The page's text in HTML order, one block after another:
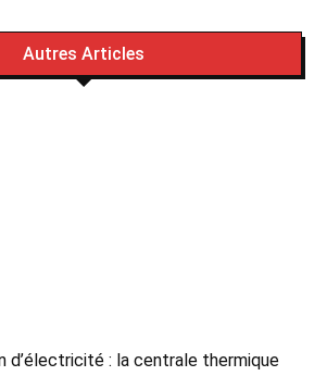
Autres Articles
d’électricité : la centrale thermique